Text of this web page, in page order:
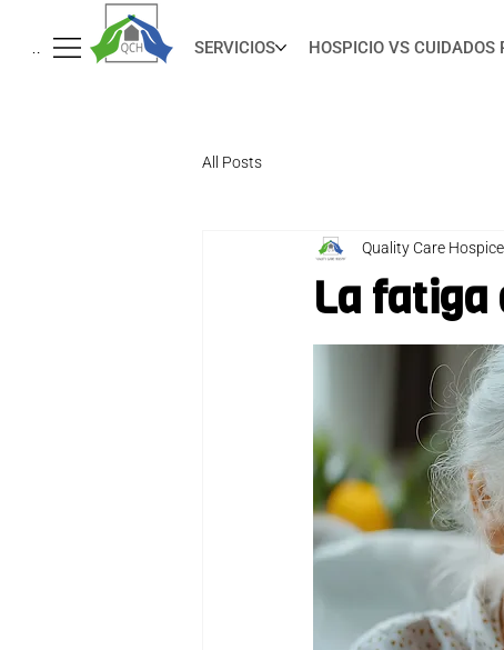
SERVICIOS HOSPICIO VS CUIDADOS
All Posts
La fatiga
Quality Care Hospice